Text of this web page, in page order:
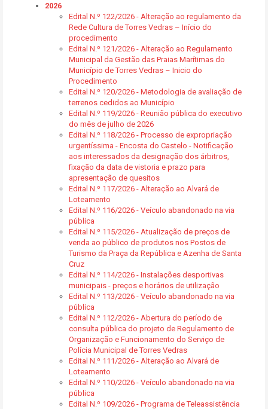
2026
Edital N.º 122/2026 - Alteração ao regulamento da
Rede Cultura de Torres Vedras – Início do
procedimento
Edital N.º 121/2026 - Alteração ao Regulamento
Municipal da Gestão das Praias Marítimas do
Município de Torres Vedras – Inicio do
Procedimento
Edital N.º 120/2026 - Metodologia de avaliação de
terrenos cedidos ao Município
Edital N.º 119/2026 - Reunião pública do executivo
do mês de julho de 2026
Edital N.º 118/2026 - Processo de expropriação
urgentíssima - Encosta do Castelo - Notificação
aos interessados da designação dos árbitros,
fixação da data de vistoria e prazo para
apresentação de quesitos
Edital N.º 117/2026 - Alteração ao Alvará de
Loteamento
Edital N.º 116/2026 - Veículo abandonado na via
pública
Edital N.º 115/2026 - Atualização de preços de
venda ao público de produtos nos Postos de
Turismo da Praça da República e Azenha de Santa
Cruz
Edital N.º 114/2026 - Instalações desportivas
municipais - preços e horários de utilização
Edital N.º 113/2026 - Veículo abandonado na via
pública
Edital N.º 112/2026 - Abertura do período de
consulta pública do projeto de Regulamento de
Organização e Funcionamento do Serviço de
Polícia Municipal de Torres Vedras
Edital N.º 111/2026 - Alteração ao Alvará de
Loteamento
Edital N.º 110/2026 - Veículo abandonado na via
pública
Edital N.º 109/2026 - Programa de Teleassistência